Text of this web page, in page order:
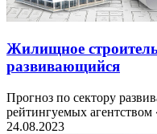
Жилищное
развивающийся
Прогноз по сектору
рейтингуемых
24.08.2023